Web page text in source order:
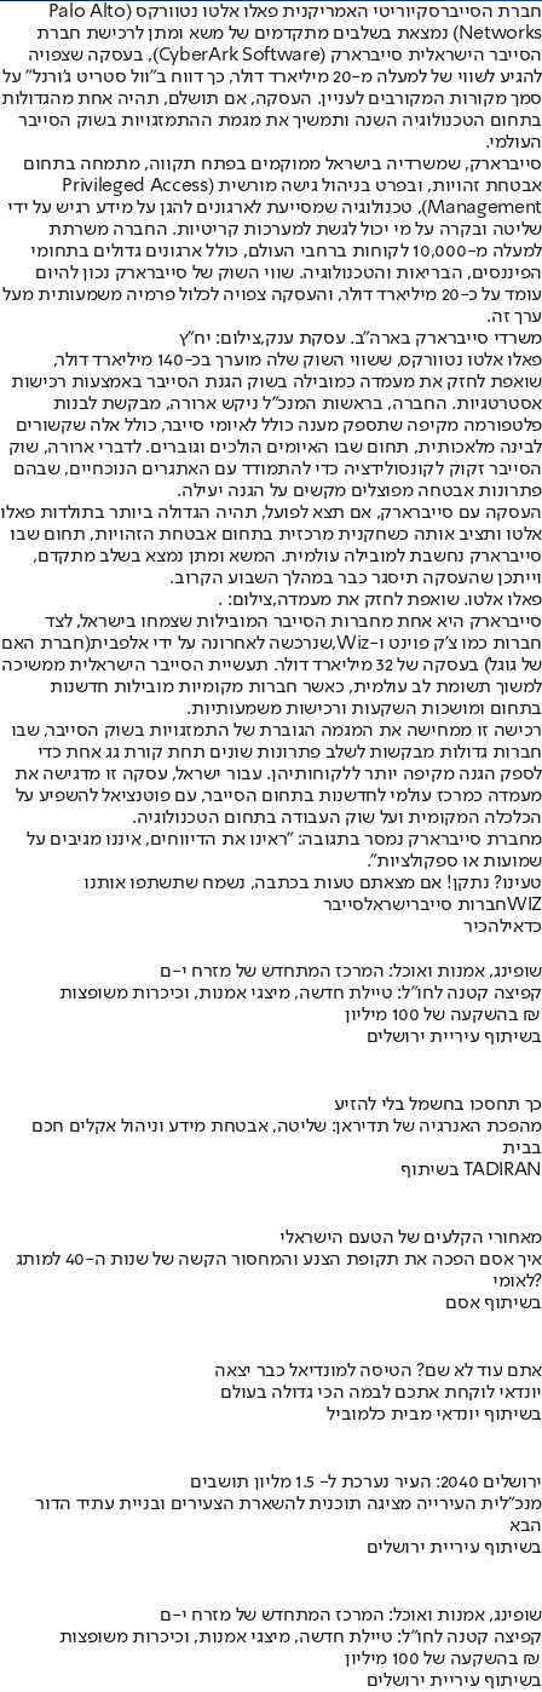
חברת הסייברסקיוריטי האמריקנית פאלו אלטו נטוורקס (Palo Alto
Networks) נמצאת בשלבים מתקדמים של משא ומתן לרכישת חברת
הסייבר הישראלית סייברארק (CyberArk Software), בעסקה שצפויה
להגיע לשווי של למעלה מ-20 מיליארד דולר, כך דווח ב"וול סטריט ג'ורנל" על
סמך מקורות המקורבים לעניין. העסקה, אם תושלם, תהיה אחת מהגדולות
בתחום הטכנולוגיה השנה ותמשיך את מגמת ההתמזגויות בשוק הסייבר
העולמי.
סייברארק, שמשרדיה בישראל ממוקמים בפתח תקווה, מתמחה בתחום
אבטחת זהויות, ובפרט בניהול גישה מורשית (Privileged Access
Management), טכנולוגיה שמסייעת לארגונים להגן על מידע רגיש על ידי
שליטה ובקרה על מי יכול לגשת למערכות קריטיות. החברה משרתת
למעלה מ-10,000 לקוחות ברחבי העולם, כולל ארגונים גדולים בתחומי
הפיננסים, הבריאות והטכנולוגיה. שווי השוק של סייברארק נכון להיום
עומד על כ-20 מיליארד דולר, והעסקה צפויה לכלול פרמיה משמעותית מעל
ערך זה.
משרדי סייברארק בארה"ב. עסקת ענק,צילום: יח"ץ
פאלו אלטו נטוורקס, ששווי השוק שלה מוערך בכ-140 מיליארד דולר,
שואפת לחזק את מעמדה כמובילה בשוק הגנת הסייבר באמצעות רכישות
אסטרטגיות. החברה, בראשות המנכ"ל ניקש ארורה, מבקשת לבנות
פלטפורמה מקיפה שתספק מענה כולל לאיומי סייבר, כולל אלה שקשורים
לבינה מלאכותית, תחום שבו האיומים הולכים וגוברים. לדברי ארורה, שוק
הסייבר זקוק לקונסולידציה כדי להתמודד עם האתגרים הנוכחיים, שבהם
פתרונות אבטחה מפוצלים מקשים על הגנה יעילה.
העסקה עם סייברארק, אם תצא לפועל, תהיה הגדולה ביותר בתולדות פאלו
אלטו ותציב אותה כשחקנית מרכזית בתחום אבטחת הזהויות, תחום שבו
סייברארק נחשבת למובילה עולמית. המשא ומתן נמצא בשלב מתקדם,
וייתכן שהעסקה תיסגר כבר במהלך השבוע הקרוב.
פאלו אלטו. שואפת לחזק את מעמדה,צילום: .
סייברארק היא אחת מחברות הסייבר המובילות שצמחו בישראל, לצד
חברות כמו צ'ק פוינט ו-Wiz,
שנרכשה לאחרונה על ידי אלפבית(חברת האם
של גוגל) בעסקה של 32 מיליארד דולר. תעשיית הסייבר הישראלית ממשיכה
למשוך תשומת לב עולמית, כאשר חברות מקומיות מובילות חדשנות
בתחום ומושכות השקעות ורכישות משמעותיות.
רכישה זו ממחישה את המגמה הגוברת של התמזגויות בשוק הסייבר, שבו
חברות גדולות מבקשות לשלב פתרונות שונים תחת קורת גג אחת כדי
לספק הגנה מקיפה יותר ללקוחותיהן. עבור ישראל, עסקה זו מדגישה את
מעמדה כמרכז עולמי לחדשנות בתחום הסייבר, עם פוטנציאל להשפיע על
הכלכלה המקומית ועל שוק העבודה בתחום הטכנולוגיה.
מחברת סייברארק נמסר בתגובה: "ראינו את הדיווחים, איננו מגיבים על
שמועות או ספקולציות".
טעינו? נתקן! אם מצאתם טעות בכתבה, נשמח שתשתפו אותנו
WIZחברות סייברישראלסייבר
כדאילהכיר
שופינג, אמנות ואוכל: המרכז המתחדש של מזרח י-ם
קפיצה קטנה לחו"ל: טיילת חדשה, מיצגי אמנות, וכיכרות משופצות
בהשקעה של 100 מיליון ₪
בשיתוף עיריית ירושלים
כך תחסכו בחשמל בלי להזיע
מהפכת האנרגיה של תדיראן: שליטה, אבטחת מידע וניהול אקלים חכם
בבית
בשיתוף TADIRAN
מאחורי הקלעים של הטעם הישראלי
איך אסם הפכה את תקופת הצנע והמחסור הקשה של שנות ה-40 למותג
לאומי?
בשיתוף אסם
אתם עוד לא שם? הטיסה למונדיאל כבר יצאה
יונדאי לוקחת אתכם לבמה הכי גדולה בעולם
בשיתוף יונדאי מבית כלמוביל
ירושלים 2040: העיר נערכת ל- 1.5 מליון תושבים
מנכ"לית העירייה מציגה תוכנית להשארת הצעירים ובניית עתיד הדור
הבא
בשיתוף עיריית ירושלים
שופינג, אמנות ואוכל: המרכז המתחדש של מזרח י-ם
קפיצה קטנה לחו"ל: טיילת חדשה, מיצגי אמנות, וכיכרות משופצות
בהשקעה של 100 מיליון ₪
בשיתוף עיריית ירושלים